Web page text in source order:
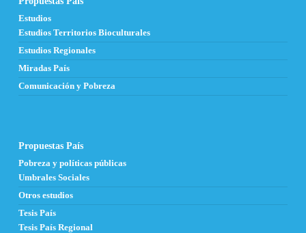
Estudios
Estudios Territorios Bioculturales
Estudios Regionales
Miradas País
Comunicación y Pobreza
Propuestas País
Pobreza y políticas públicas
Umbrales Sociales
Otros estudios
Tesis País
Tesis País Regional